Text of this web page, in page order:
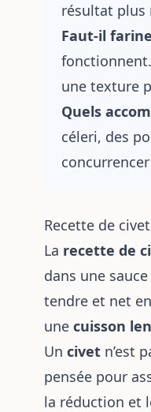
résultat plus
Faut-il
une texture
Quels
céleri, des
Recette de
La recette de
dans une sauce
tendre et net
une cuisson
Un civet n’est
pensée pour
la réduction et